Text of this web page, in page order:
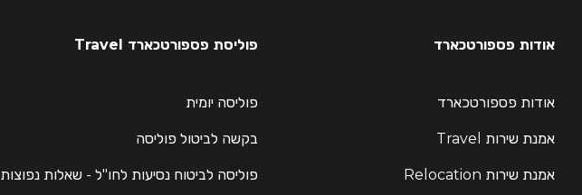
אודות פספורטכארד
אודות פספורטכארד
אמנת שירות Travel
אמנת שירות Relocation
פוליסת פספורטכארד Travel
פוליסה יומית
בקשה לביטול פוליסה
פוליסה לביטוח נסיעות לחו"ל - שאלות נפוצות